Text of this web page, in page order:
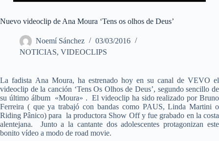
Nuevo videoclip de Ana Moura ‘Tens os olhos de Deus’
Noemí Sánchez
03/03/2016
NOTICIAS, VIDEOCLIPS
La fadista Ana Moura, ha estrenado hoy en su canal de VEVO el
videoclip de la canción ‘Tens Os Olhos de Deus’, segundo sencillo de
su último álbum «Moura» . El videoclip ha sido realizado por Bruno
Ferreira ( que ya trabajó con bandas como PAUS, Linda Martini o
Riding Pânico) para la productora Show Off y fue grabado en la costa
alentejana. Junto a la cantante dos adolescentes protagonizan este
bonito vídeo a modo de road movie.